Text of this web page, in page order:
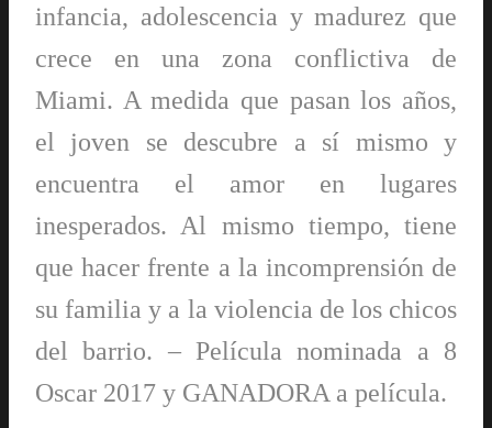
infancia, adolescencia y madurez que
crece en una zona conflictiva de
Miami. A medida que pasan los años,
el joven se descubre a sí mismo y
encuentra el amor en lugares
inesperados. Al mismo tiempo, tiene
que hacer frente a la incomprensión de
su familia y a la violencia de los chicos
del barrio. – Película nominada a 8
Oscar 2017 y GANADORA a película.